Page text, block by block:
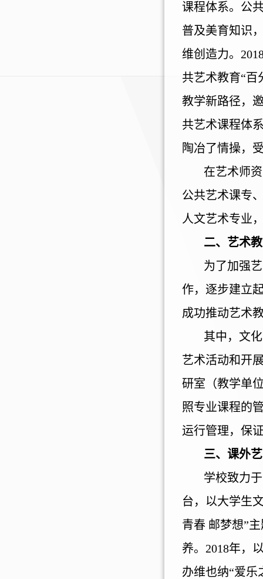
课程体系。公
普及美育知识
维创造力。
共艺术教育“百
教学新路径，
共艺术课程体
陶冶了情操，
在艺术师
公共艺术课专
人文艺术专业
二、艺术
为了加强
作，逐步建立
成功推动艺术
其中，文
艺术活动和开
研室（教学单
照专业课程的
运行管理，保
三、课外
学校致力
台，以大学生
青春 邮梦想”
养。 2018年，
办维也纳“爱乐